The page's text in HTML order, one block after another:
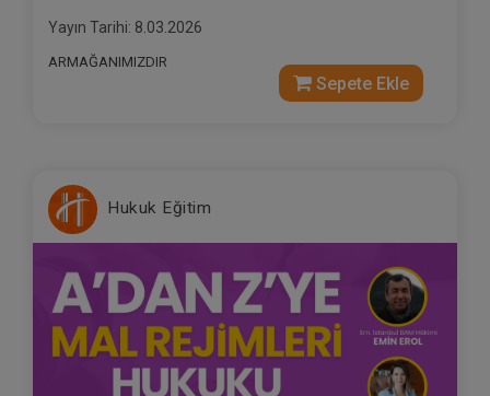
Yayın Tarihi: 8.03.2026
ARMAĞANIMIZDIR
Sepete Ekle
Hukuk Eğitim